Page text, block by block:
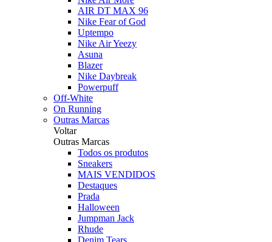
AIR DT MAX 96
Nike Fear of God
Uptempo
Nike Air Yeezy
Asuna
Blazer
Nike Daybreak
Powerpuff
Off-White
On Running
Outras Marcas
Voltar
Outras Marcas
Todos os produtos
Sneakers
MAIS VENDIDOS
Destaques
Prada
Halloween
Jumpman Jack
Rhude
Denim Tears